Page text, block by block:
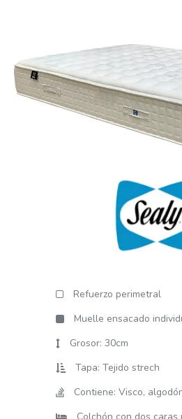
Refuerzo perimetral
Muelle ensacado
Grosor: 30cm
Tapa: Tejido strech
Contiene: Visco,